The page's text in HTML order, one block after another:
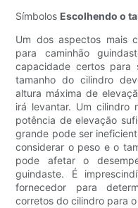
Símbolos Escolhendo o
Um dos aspectos mais
para caminhão
capacidade certos para
tamanho do cilindro
altura máxima de
irá levantar. Um cilindro
potência de elevação
grande pode ser
considerar o peso e o
pode afetar o
guindaste. É
fornecedor para
corretos do cilindro para